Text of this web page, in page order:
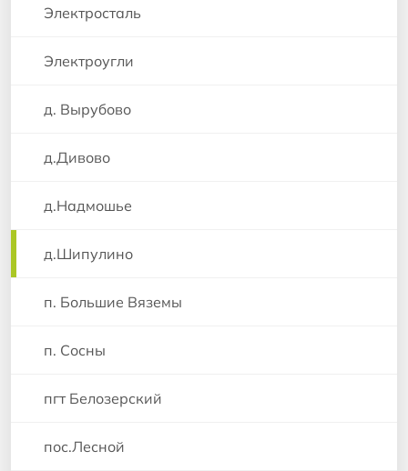
Электросталь
Электроугли
д. Вырубово
д.Дивово
д.Надмошье
д.Шипулино
п. Большие Вяземы
п. Сосны
пгт Белозерский
пос.Лесной